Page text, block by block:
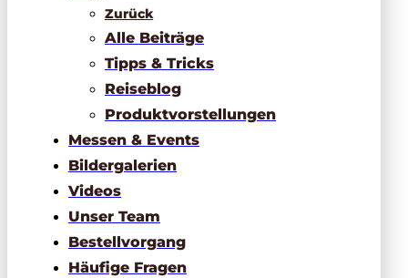
Zurück
Alle Beiträge
Tipps & Tricks
Reiseblog
Produktvorstellungen
Messen & Events
Bildergalerien
Videos
Unser Team
Bestellvorgang
Häufige Fragen